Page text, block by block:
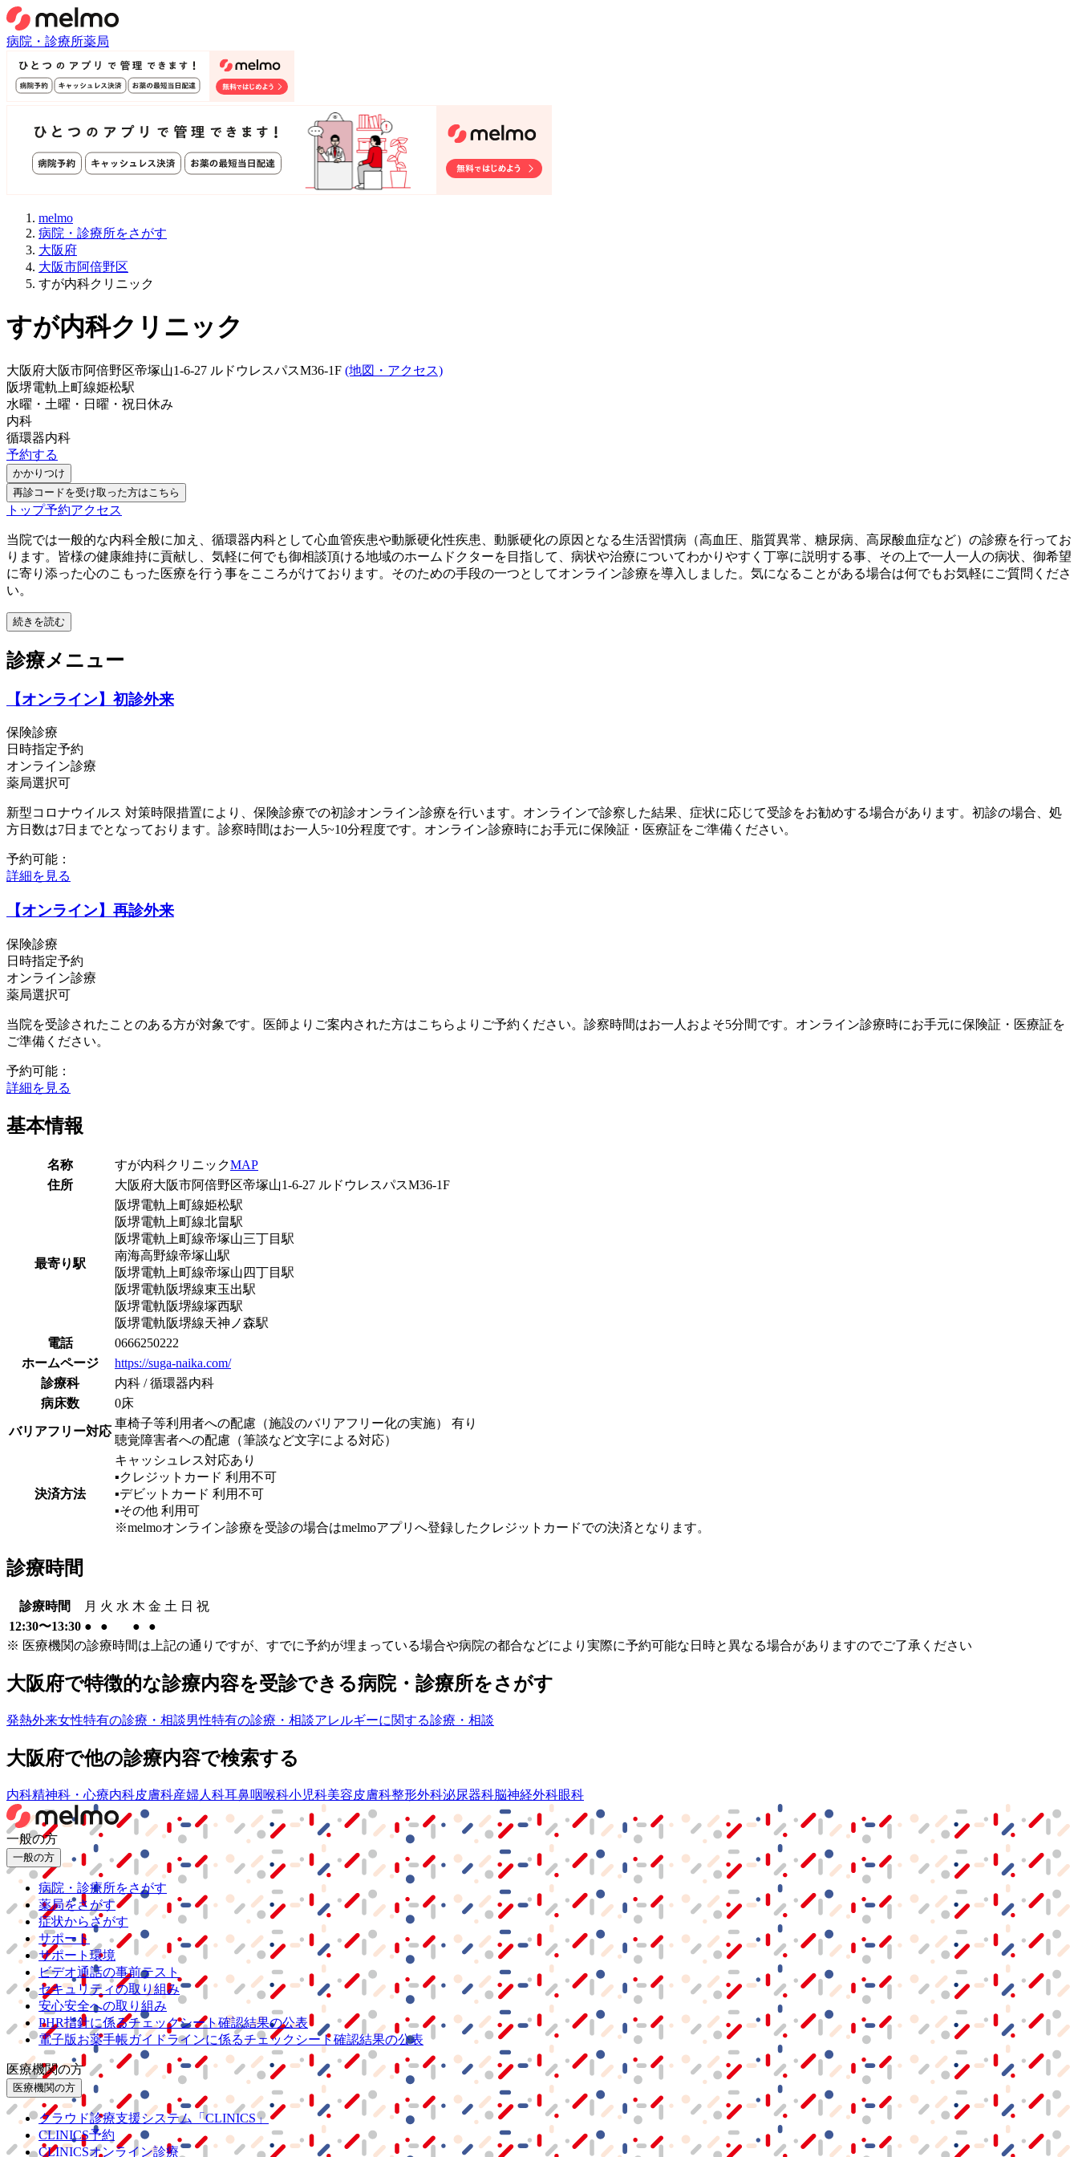
病院・診療所薬局
melmo
病院・診療所をさがす
大阪府
大阪市阿倍野区
すが内科クリニック
すが内科クリニック
大阪府大阪市阿倍野区帝塚山1-6-27 ルドウレスパスM36-1F (地図・アクセス)
阪堺電軌上町線姫松駅
水曜・土曜・日曜・祝日 休み
内科
循環器内科
予約する
かかりつけ
再診コードを受け取った方はこちら
トップ予約アクセス
当院では一般的な内科全般に加え、循環器内科として心血管疾患や動脈硬化性疾患、動脈硬化の原因となる生活習慣病（高血圧、脂質異常、糖尿病、高尿酸血症など）の診療を行ってお
ります。皆様の健康維持に貢献し、気軽に何でも御相談頂ける地域のホームドクターを目指して、病状や治療についてわかりやすく丁寧に説明する事、その上で一人一人の病状、御希望
に寄り添った心のこもった医療を行う事をこころがけております。そのための手段の一つとしてオンライン診療を導入しました。気になることがある場合は何でもお気軽にご質問くださ
い。
続きを読む
診療メニュー
【オンライン】初診外来
保険診療
日時指定予約
オンライン診療
薬局選択可
新型コロナウイルス 対策時限措置により、保険診療での初診オンライン診療を行います。オンラインで診察した結果、症状に応じて受診をお勧めする場合があります。初診の場合、処
方日数は7日までとなっております。診察時間はお一人5~10分程度です。オンライン診療時にお手元に保険証・医療証をご準備ください。
予約可能：
詳細を見る
【オンライン】再診外来
保険診療
日時指定予約
オンライン診療
薬局選択可
当院を受診されたことのある方が対象です。医師よりご案内された方はこちらよりご予約ください。診察時間はお一人およそ5分間です。オンライン診療時にお手元に保険証・医療証を
ご準備ください。
予約可能：
詳細を見る
基本情報
名称 すが内科クリニックMAP
住所
大阪府大阪市阿倍野区帝塚山1-6-27 ルドウレスパスM36-1F
最寄り駅
阪堺電軌上町線姫松駅
阪堺電軌上町線北畠駅
阪堺電軌上町線帝塚山三丁目駅
南海高野線帝塚山駅
阪堺電軌上町線帝塚山四丁目駅
阪堺電軌阪堺線東玉出駅
阪堺電軌阪堺線塚西駅
阪堺電軌阪堺線天神ノ森駅
電話
0666250222
ホームページ
https://suga-naika.com/
診療科
内科 / 循環器内科
病床数
0床
バリアフリー対応
車椅子等利用者への配慮（施設のバリアフリー化の実施） 有り
聴覚障害者への配慮（筆談など文字による対応）
決済方法
キャッシュレス対応あり
▪︎クレジットカード 利用不可
▪︎デビットカード 利用不可
▪︎その他 利用可
※melmoオンライン診療を受診の場合はmelmoアプリへ登録したクレジットカードでの決済となります。
診療時間
診療時間 月 火 水 木 金 土 日 祝
12:30〜13:30 ● ● ●
●
※ 医療機関の診療時間は上記の通りですが、すでに予約が埋まっている場合や病院の都合などにより実際に予約可能な日時と異なる場合がありますのでご了承ください
大阪府で特徴的な診療内容を受診できる病院・診療所をさがす
発熱外来女性特有の診療・相談男性特有の診療・相談アレルギーに関する診療・相談
大阪府で他の診療内容で検索する
内科精神科・心療内科皮膚科産婦人科耳鼻咽喉科小児科美容皮膚科整形外科泌尿器科脳神経外科眼科
一般の方
一般の方
病院・診療所をさがす
薬局をさがす
症状からさがす
サポート
サポート環境
ビデオ通話の事前テスト
セキュリティの取り組み
安心安全への取り組み
PHR指針に係るチェックシート確認結果の公表
電子版お薬手帳ガイドラインに係るチェックシート確認結果の公表
医療機関の方
医療機関の方
クラウド診療支援システム
「CLINICS」
CLINICS予約
CLINICSオンライン診療